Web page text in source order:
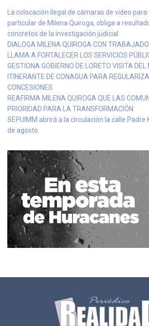
La colocación ilegal de cámaras de video
particular de Milena Quiroga, obliga a
concretos de la investigación judicial
DIALOGA MILENA QUIROGA CON
LLAMA A FORTALECER LOS SERVICIOS
GESTIONA GOBIERNO DE LORETO VISITA DEL
ITINERANTE DE CONAGUA PARA
CONCESIONES
REAFIRMA MILENA QUIROGA QUE LAS
PRIORIDAD PARA LA TRANSFORMACIÓN
SEPUIMM abrirá a la circulación la calle Padre
de agosto